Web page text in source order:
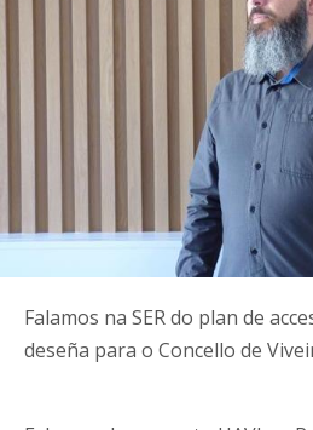
Falamos na SER do plan de
deseña para o Concello de